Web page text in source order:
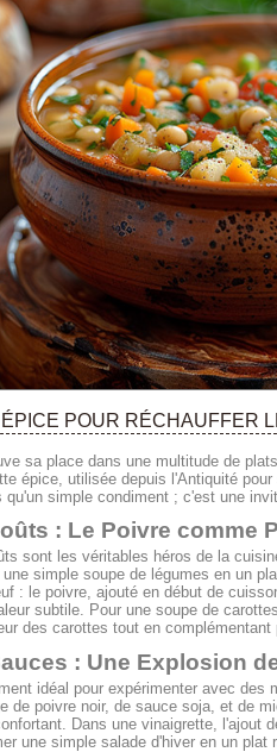
ÉPICE POUR RÉCHAUFFER
sa place dans une multitude de
épice, utilisée depuis l'Antiquité
simple condiment ; c'est une
: Le Poivre comme
sont les véritables héros de la
simple soupe de légumes en un
: le poivre, ajouté en début de
subtile. Pour une soupe de
des carottes tout en
: Une Explosion
idéal pour expérimenter avec
de poivre noir, de sauce soja, et de
Dans une vinaigrette, l'ajout
une simple salade d'hiver en un plat